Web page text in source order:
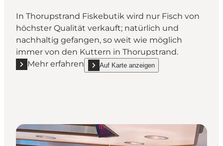
In Thorupstrand Fiskebutik wird nur Fisch von
höchster Qualität verkauft; natürlich und
nachhaltig gefangen, so weit wie möglich
immer von den Kuttern in Thorupstrand.
Mehr erfahren
Mehr erfahren "Thorupstrand Fiskehus"
Auf Karte anzeigen
show Thorupstrand Fiskehus on_map